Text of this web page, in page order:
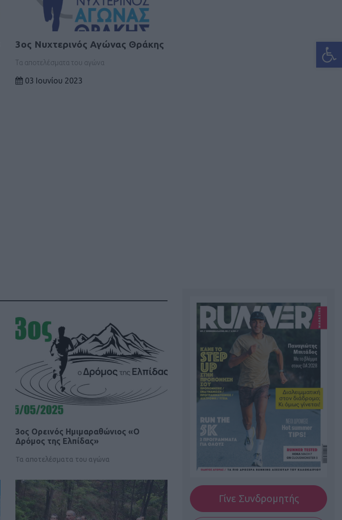
3ος Νυχτερινός Αγώνας Θράκης
Τα αποτελέσματα του αγώνα
03 Ιουνίου 2023
3ος Ορεινός Ημιμαραθώνιος «Ο
Δρόμος της Ελπίδας»
Τα αποτελέσματα του αγώνα
Γίνε Συνδρομητής